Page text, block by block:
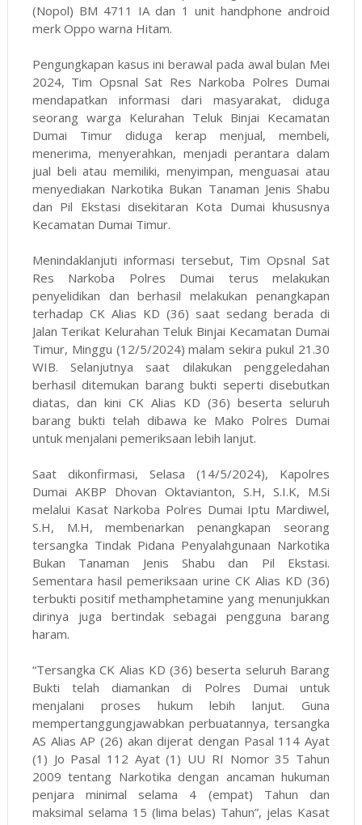
(Nopol) BM 4711 IA dan 1 unit handphone android
merk Oppo warna Hitam.
Pengungkapan kasus ini berawal pada awal bulan Mei
2024, Tim Opsnal Sat Res Narkoba Polres Dumai
mendapatkan informasi dari masyarakat, diduga
seorang warga Kelurahan Teluk Binjai Kecamatan
Dumai Timur diduga kerap menjual, membeli,
menerima, menyerahkan, menjadi perantara dalam
jual beli atau memiliki, menyimpan, menguasai atau
menyediakan Narkotika Bukan Tanaman Jenis Shabu
dan Pil Ekstasi disekitaran Kota Dumai khususnya
Kecamatan Dumai Timur.
Menindaklanjuti informasi tersebut, Tim Opsnal Sat
Res Narkoba Polres Dumai terus melakukan
penyelidikan dan berhasil melakukan penangkapan
terhadap CK Alias KD (36) saat sedang berada di
Jalan Terikat Kelurahan Teluk Binjai Kecamatan Dumai
Timur, Minggu (12/5/2024) malam sekira pukul 21.30
WIB. Selanjutnya saat dilakukan penggeledahan
berhasil ditemukan barang bukti seperti disebutkan
diatas, dan kini CK Alias KD (36) beserta seluruh
barang bukti telah dibawa ke Mako Polres Dumai
untuk menjalani pemeriksaan lebih lanjut.
Saat dikonfirmasi, Selasa (14/5/2024), Kapolres
Dumai AKBP Dhovan Oktavianton, S.H, S.I.K, M.Si
melalui Kasat Narkoba Polres Dumai Iptu Mardiwel,
S.H, M.H, membenarkan penangkapan seorang
tersangka Tindak Pidana Penyalahgunaan Narkotika
Bukan Tanaman Jenis Shabu dan Pil Ekstasi.
Sementara hasil pemeriksaan urine CK Alias KD (36)
terbukti positif methamphetamine yang menunjukkan
dirinya juga bertindak sebagai pengguna barang
haram.
“Tersangka CK Alias KD (36) beserta seluruh Barang
Bukti telah diamankan di Polres Dumai untuk
menjalani proses hukum lebih lanjut. Guna
mempertanggungjawabkan perbuatannya, tersangka
AS Alias AP (26) akan dijerat dengan Pasal 114 Ayat
(1) Jo Pasal 112 Ayat (1) UU RI Nomor 35 Tahun
2009 tentang Narkotika dengan ancaman hukuman
penjara minimal selama 4 (empat) Tahun dan
maksimal selama 15 (lima belas) Tahun”, jelas Kasat